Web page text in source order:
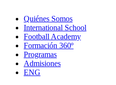
Quiénes Somos
International School
Football Academy
Formación 360º
Programas
Admisiones
ENG